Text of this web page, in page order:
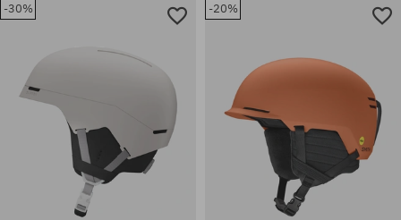
-30% -20%